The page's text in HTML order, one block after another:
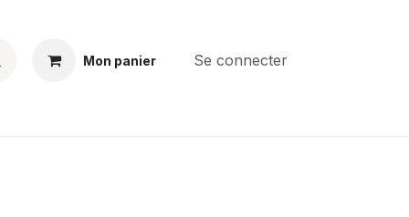
Mon panier Se connecter